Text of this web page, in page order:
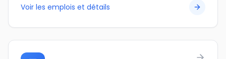
Voir les emplois et détails